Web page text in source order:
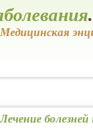
Медицинская
Лечение